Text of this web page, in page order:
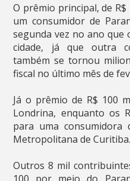
O prêmio principal, de
um consumidor de
segunda vez no ano que
cidade, já que outra
também se tornou
fiscal no último mês de
Já o prêmio de R$ 100
Londrina, enquanto os
para uma consumidora
Metropolitana de Curitiba.
Outros 8 mil